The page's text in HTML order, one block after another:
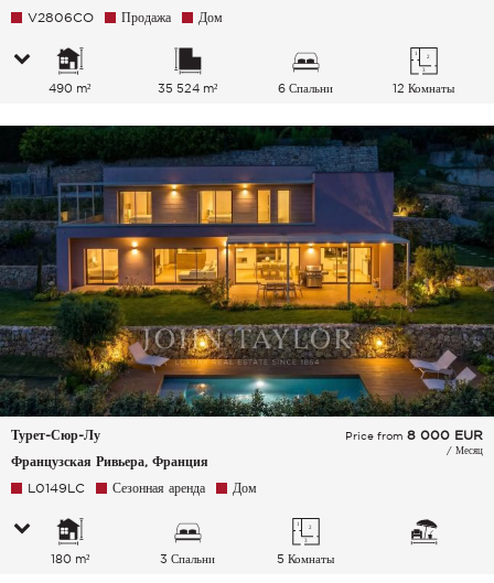
V2806CO Продажа Дом
490 m² 35 524 m² 6 Спальни 12 Комнаты
Турет-Сюр-Лу
Французская Ривьера, Франция
Price from 8 000 EUR
/ Месяц
L0149LC Сезонная аренда Дом
180 m² 3 Спальни 5 Комнаты